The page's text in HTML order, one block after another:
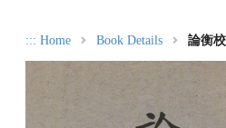
::: Home Book Details 論衡